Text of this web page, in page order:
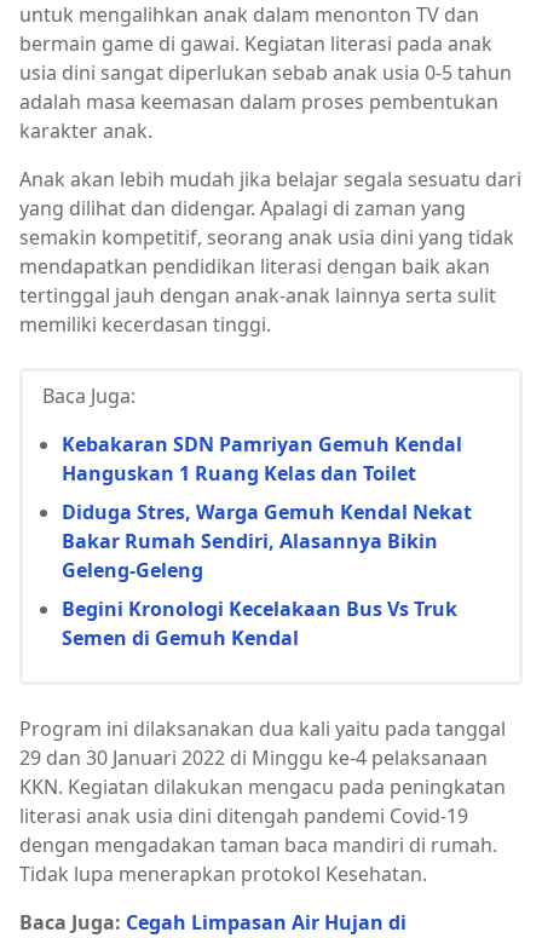
untuk mengalihkan anak dalam menonton TV dan
bermain game di gawai. Kegiatan literasi pada anak
usia dini sangat diperlukan sebab anak usia 0-5 tahun
adalah masa keemasan dalam proses pembentukan
karakter anak.
Anak akan lebih mudah jika belajar segala sesuatu dari
yang dilihat dan didengar. Apalagi di zaman yang
semakin kompetitif, seorang anak usia dini yang tidak
mendapatkan pendidikan literasi dengan baik akan
tertinggal jauh dengan anak-anak lainnya serta sulit
memiliki kecerdasan tinggi.
Baca Juga:
Kebakaran SDN Pamriyan Gemuh Kendal
Hanguskan 1 Ruang Kelas dan Toilet
Diduga Stres, Warga Gemuh Kendal Nekat
Bakar Rumah Sendiri, Alasannya Bikin
Geleng-Geleng
Begini Kronologi Kecelakaan Bus Vs Truk
Semen di Gemuh Kendal
Program ini dilaksanakan dua kali yaitu pada tanggal
29 dan 30 Januari 2022 di Minggu ke-4 pelaksanaan
KKN. Kegiatan dilakukan mengacu pada peningkatan
literasi anak usia dini ditengah pandemi Covid-19
dengan mengadakan taman baca mandiri di rumah.
Tidak lupa menerapkan protokol Kesehatan.
Baca Juga: Cegah Limpasan Air Hujan di